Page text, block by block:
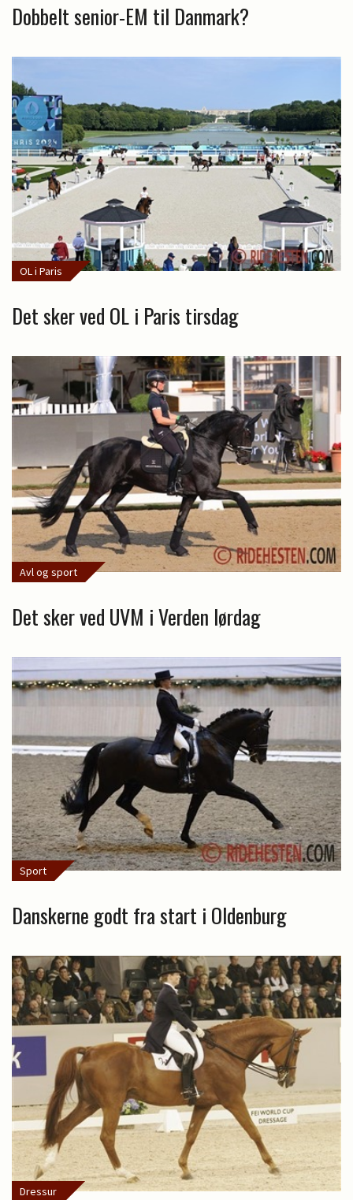
Dobbelt senior-EM til Danmark?
OL i Paris
Det sker ved OL i Paris tirsdag
Avl og sport
Det sker ved UVM i Verden lørdag
Sport
Danskerne godt fra start i Oldenburg
Dressur